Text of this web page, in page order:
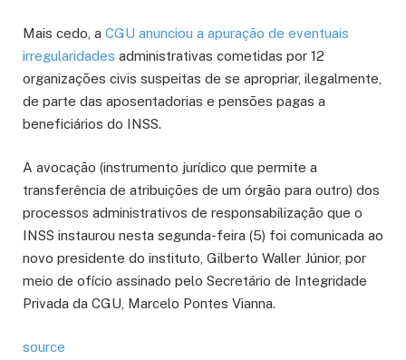
Mais cedo, a CGU anunciou a apuração de eventuais
irregularidades administrativas cometidas por 12
organizações civis suspeitas de se apropriar, ilegalmente,
de parte das aposentadorias e pensões pagas a
beneficiários do INSS.
A avocação (instrumento jurídico que permite a
transferência de atribuições de um órgão para outro) dos
processos administrativos de responsabilização que o
INSS instaurou nesta segunda-feira (5) foi comunicada ao
novo presidente do instituto, Gilberto Waller Júnior, por
meio de ofício assinado pelo Secretário de Integridade
Privada da CGU, Marcelo Pontes Vianna.
source